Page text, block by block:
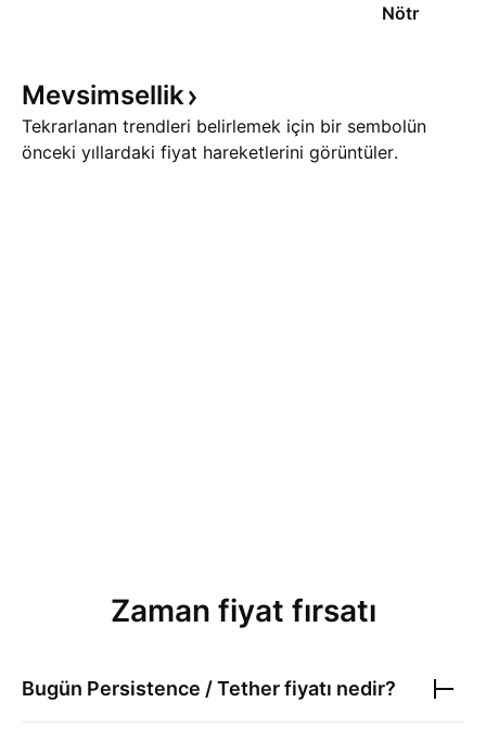
Nötr
Mevsimsellik
Tekrarlanan trendleri belirlemek için bir sembolün
önceki yıllardaki fiyat hareketlerini görüntüler.
Zaman fiyat fırsatı
Bugün Persistence / Tetherfiyatı nedir?